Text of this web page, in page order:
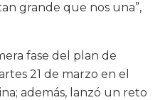
grande que nos una”,
fase del plan de
21 de marzo en el
además, lanzó un reto